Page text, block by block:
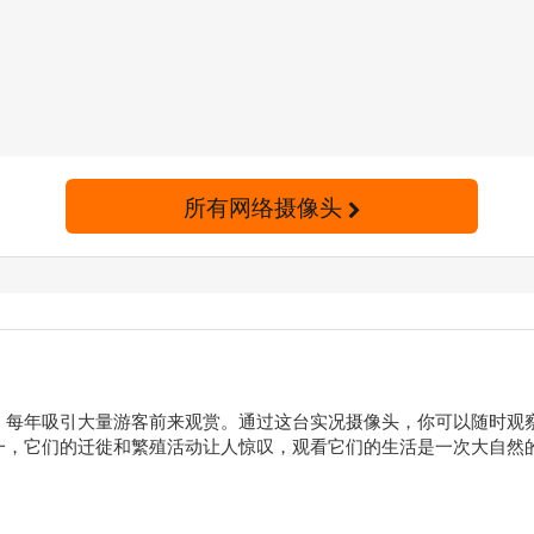
所有网络摄像头
年吸引大量游客前来观赏。通过这台实况摄像头，你可以随时
它们的迁徙和繁殖活动让人惊叹，观看它们的生活是一次大自